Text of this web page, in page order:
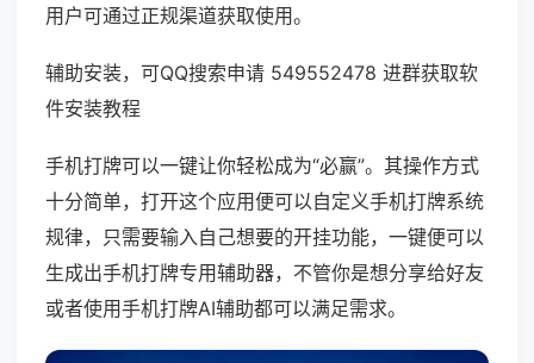
用户可通过正规渠道获取使用。
辅助安装，可QQ搜索申请 549552478 进群获取软
件安装教程
手机打牌可以一键让你轻松成为“必赢”。其操作方式
十分简单，打开这个应用便可以自定义手机打牌系统
规律，只需要输入自己想要的开挂功能，一键便可以
生成出手机打牌专用辅助器，不管你是想分享给好友
或者使用手机打牌AI辅助都可以满足需求。